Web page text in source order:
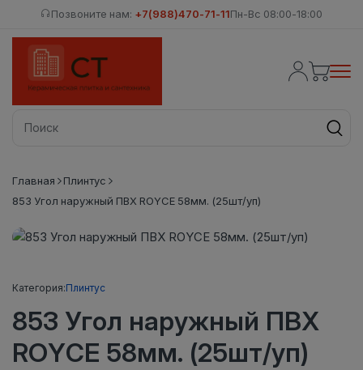
Позвоните нам: +7(988)470-71-11Пн-Вс 08:00-18:00
Главная
Плинтус
853 Угол наружный ПВХ ROYCE 58мм. (25шт/уп)
Категория:Плинтус
853 Угол наружный ПВХ
ROYCE 58мм. (25шт/уп)